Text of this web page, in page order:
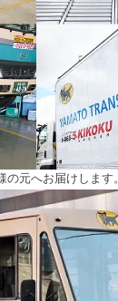
元へお届けします。